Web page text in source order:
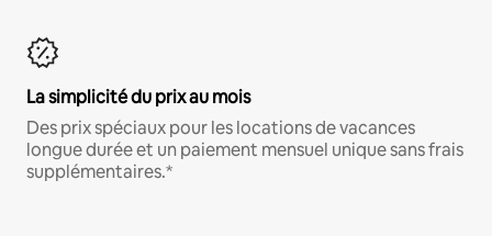
La simplicité du prix au mois
Des prix spéciaux pour les locations de vacances
longue durée et un paiement mensuel unique sans frais
supplémentaires.*